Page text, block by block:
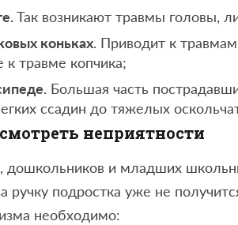
Так возникают травмы головы,
коньках. Приводит к
к травме копчика;
. Большая часть
ссадин до тяжелых
неприятности
дошкольников и младших
ручку подростка уже не
необходимо: